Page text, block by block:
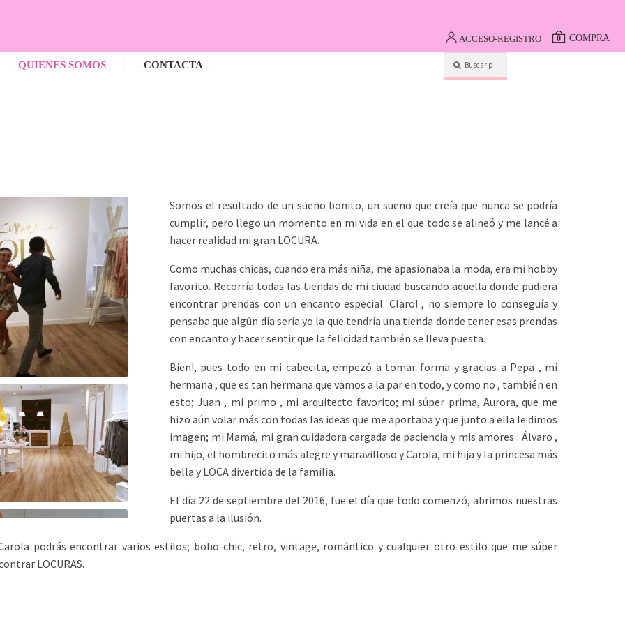
– QUIENES SOMOS – – CONTACTA –
por:
ACCESO-REGISTRO 0 COMPRA
Somos el resultado de un sueño bonito, un sueño que creía que nunca se podría
cumplir, pero llego un momento en mi vida en el que todo se alineó y me lancé a
hacer realidad mi gran LOCURA.
Como muchas chicas, cuando era más niña, me apasionaba la moda, era mi hobby
favorito. Recorría todas las tiendas de mi ciudad buscando aquella donde pudiera
encontrar prendas con un encanto especial. Claro! , no siempre lo conseguía y
pensaba que algún día sería yo la que tendría una tienda donde tener esas prendas
con encanto y hacer sentir que la felicidad también se lleva puesta.
Bien!, pues todo en mi cabecita, empezó a tomar forma y gracias a Pepa , mi
hermana , que es tan hermana que vamos a la par en todo, y como no , también en
esto; Juan , mi primo , mi arquitecto favorito; mi súper prima, Aurora, que me
hizo aún volar más con todas las ideas que me aportaba y que junto a ella le dimos
imagen; mi Mamá, mi gran cuidadora cargada de paciencia y mis amores : Álvaro ,
mi hijo, el hombrecito más alegre y maravilloso y Carola, mi hija y la princesa más
bella y LOCA divertida de la familia.
El día 22 de septiembre del 2016, fue el día que todo comenzó, abrimos nuestras
puertas a la ilusión.
podrás encontrar varios estilos; boho chic, retro, vintage, romántico y cualquier otro estilo que me súper
LOCURAS.